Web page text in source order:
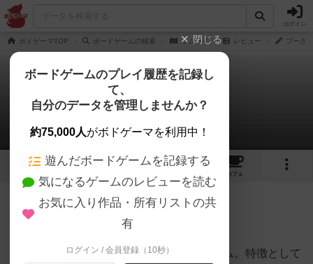
ログイン
ボドゲーマTOP ボードゲームの検索 サムライ レビュー プーさ
サムライ
プーさんさんのレビュー
10 7
カフェ
172名 1名 0 1年以上前
タイル配置によるエリアマジョリティゲーム。特徴として
閉じる
ボードゲームのプレイ履歴を記録し
て、
自分のデータを管理しませんか？
約75,000人がボドゲーマを利用中！
遊んだボードゲームを記録する
気になるゲームのレビューを読む
お気に入り作品・所有リストの共
有
ログイン / 会員登録（10秒）